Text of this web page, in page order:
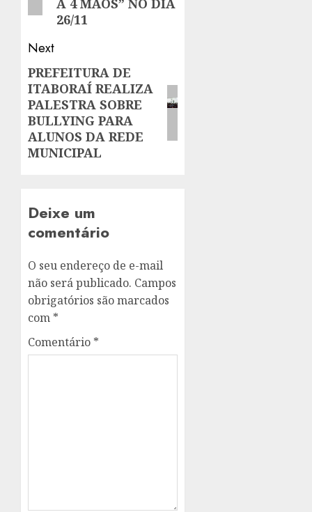
26/11
Next
Next
post:
PREFEITURA DE
ITABORAÍ REALIZA
PALESTRA SOBRE
BULLYING PARA
ALUNOS DA REDE
MUNICIPAL
Deixe um
comentário
O seu endereço de e-mail
não será publicado. Campos
obrigatórios são marcados
com *
Comentário *